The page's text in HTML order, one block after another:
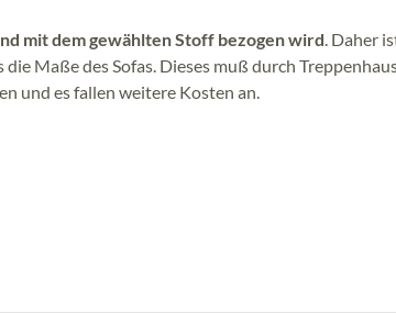
mit dem gewählten Stoff bezogen wird . Daher
Maße des Sofas. Dieses muß durch
und es fallen weitere Kosten an.